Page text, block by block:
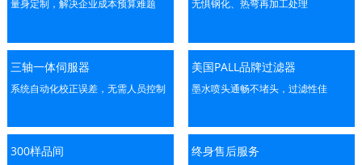
量身定制，解决企业成本预算难题 无惧钢化、热弯再加工处理
三轴一体伺服器
系统自动化校正误差，无需人员控制
美国PALL品牌过滤器
墨水喷头通畅不堵头，过滤性佳
300样品间 终身售后服务